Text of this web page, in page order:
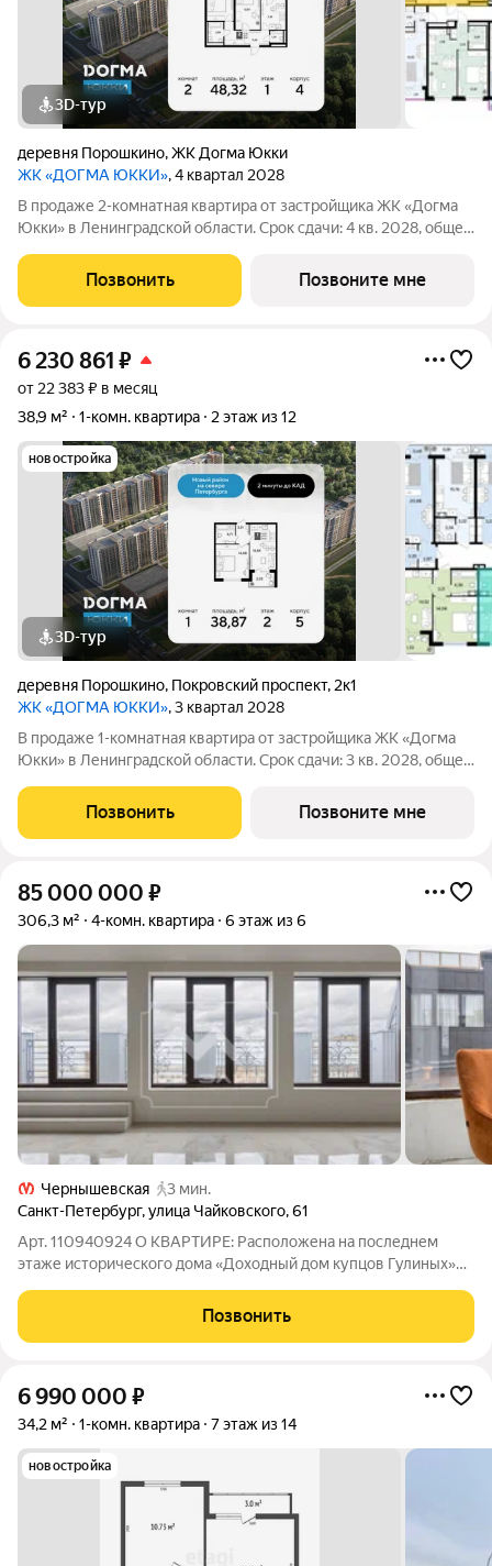
3D-тур
деревня Порошкино,ЖК Догма Юкки
ЖК «ДОГМА ЮККИ», 4 квартал 2028
В продаже 2-комнатная квартира от застройщика ЖК «Догма
Юкки» в Ленинградской области. Срок сдачи: 4 кв. 2028, общей
доступной социальной инфраструктурой. Жилой комплекс
расположен в
Позвонить Позвоните мне
6 230 861 ₽
от 22 383 ₽ в месяц
38,9 м²
1-комн. квартира 2 этаж из 12
новостройка
3D-тур
деревня Порошкино, Покровский проспект, 2к1
ЖК «ДОГМА ЮККИ», 3 квартал 2028
В продаже 1-комнатная квартира от застройщика ЖК «Догма
Юкки» в Ленинградской области. Срок сдачи: 3 кв. 2028, общей
доступной социальной инфраструктурой. Жилой комплекс
расположен в
Позвонить Позвоните мне
85 000 000 ₽
306,3 м² 4-комн. квартира 6 этаж из 6
Чернышевская
3 мин.
Санкт-Петербург,улица Чайковского,61
Арт. 110940924 О КВАРТИРЕ: Расположена на последнем
этаже исторического дома «Доходный дом купцов Гулиных»
стен до перекрытий и коммуникаций Общая площадь 303,6
кв.м., на которой идеально
Позвонить
6 990 000 ₽
34,2 м² 1-комн. квартира 7 этаж из 14
новостройка